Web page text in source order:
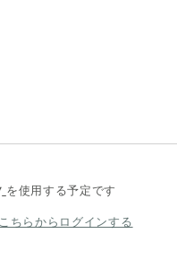
Shopify
を使用する予定です
こちらからログインする